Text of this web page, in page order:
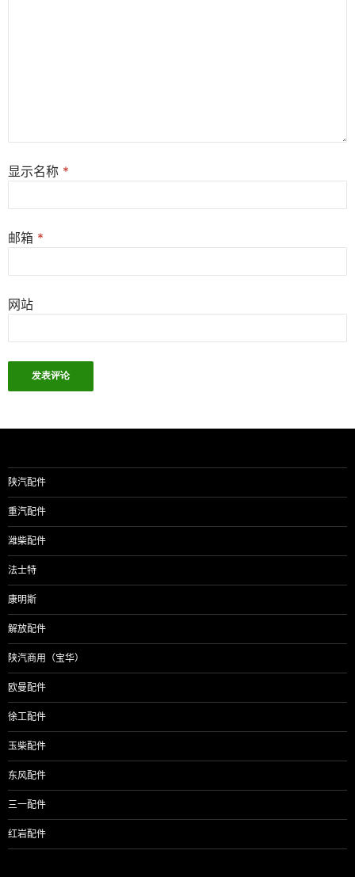
显示名称 *
邮箱 *
网站
陕汽配件
重汽配件
潍柴配件
法士特
康明斯
解放配件
陕汽商用（宝华）
欧曼配件
徐工配件
玉柴配件
东风配件
三一配件
红岩配件